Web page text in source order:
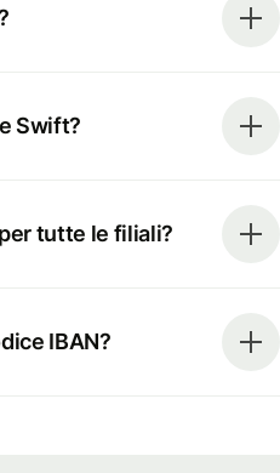
Swift?
tutte le filiali?
IBAN?